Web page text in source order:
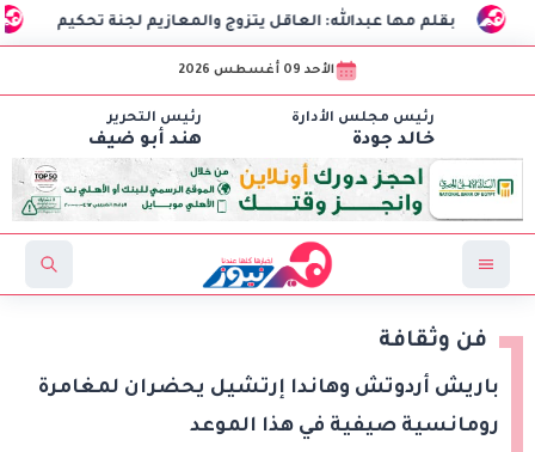
بقلم مها عبدالله: العاقل يتزوج والمعازيم لجنة تحكيم
الأحد 09 أغسطس 2026
رئيس مجلس الأدارة
خالد جودة
رئيس التحرير
هند أبو ضيف
فن وثقافة
باريش أردوتش وهاندا إرتشيل يحضران لمغامرة
رومانسية صيفية في هذا الموعد